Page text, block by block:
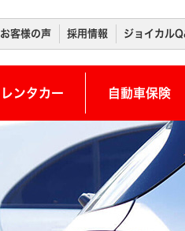
お客様の声 採用情報 ジョイカル
レンタカー 自動車保険